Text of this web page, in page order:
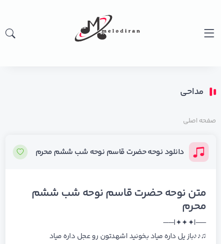
مداحی
صفحه اصلی
دانلود نوحه حضرت قاسم نوحه شب ششم محرم
متن نوحه حضرت قاسم نوحه شب ششم
محرم
──|✦✦✦|──
♫♪♪باز یل داره میاد بخونید اشهدتون رو عجل داره میاد